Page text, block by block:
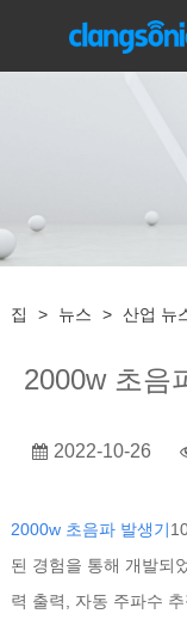
집 > 뉴스 > 산업 뉴
2000w 초음
2022-10-26
2000w 초음파 발생기
된 경험을 통해 개발되
력 출력, 자동 주파수